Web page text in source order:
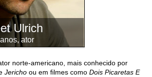
Ulrich
ator
norte-americano, mais conhecido por
Jericho ou em filmes como Dois Picaretas E